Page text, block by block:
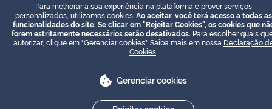
Para melhorar a sua experiência na plataforma e prover serviços
personalizados, utilizamos cookies. Ao aceitar, você terá acesso a todas as
funcionalidades do site. Se clicar em "Rejeitar Cookies", os cookies que
forem estritamente necessários serão desativados. Para escolher quais
autorizar, clique em "Gerenciar cookies". Saiba mais em nossa Declaração
Cookies
Gerenciar cookies